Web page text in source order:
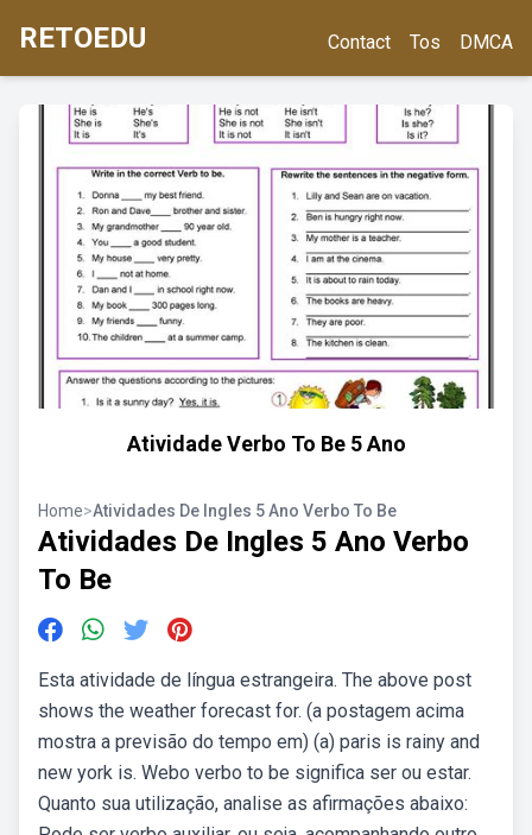
RETOEDU Contact Tos DMCA
Atividade Verbo To Be 5 Ano
Home>Atividades De Ingles 5 Ano Verbo To Be
Atividades De Ingles 5 Ano Verbo
To Be
Esta atividade de língua estrangeira. The above post
shows the weather forecast for. (a postagem acima
mostra a previsão do tempo em) (a) paris is rainy and
new york is. Webo verbo to be significa ser ou estar.
Quanto sua utilização, analise as afirmações abaixo: